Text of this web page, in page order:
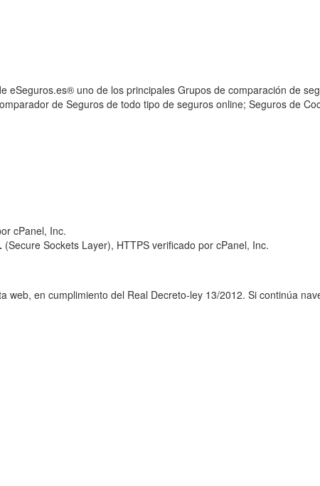
eSeguros.es® uno de los principales Grupos de comparación de
de Seguros de todo tipo de seguros online; Seguros de
(Secure Sockets Layer), HTTPS verificado por cPanel, Inc.
en cumplimiento del Real Decreto-ley 13/2012. Si continúa